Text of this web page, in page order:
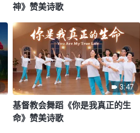
神》赞美诗歌
3:47
基督教会舞蹈《你是我真正的生
命》赞美诗歌